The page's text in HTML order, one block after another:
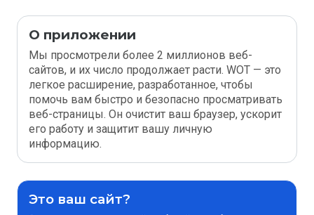
О приложении
Мы просмотрели более 2 миллионов веб-
сайтов, и их число продолжает расти. WOT — это
легкое расширение, разработанное, чтобы
помочь вам быстро и безопасно просматривать
веб-страницы. Он очистит ваш браузер, ускорит
его работу и защитит вашу личную
информацию.
Это ваш сайт?